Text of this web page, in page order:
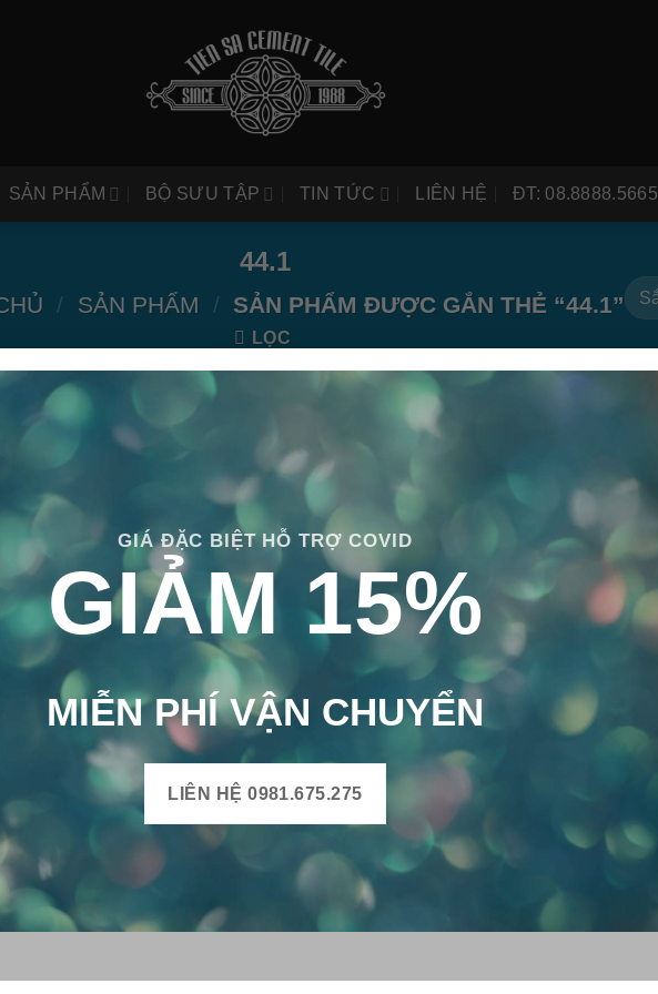
GIÁ ĐẶC BIỆT HỖ TRỢ COVID
GIẢM 15%
MIỄN PHÍ VẬN CHUYỂN
LIÊN HỆ 0981.675.275
SẢN PHẨM BỘ SƯU TẬP TIN TỨC LIÊN HỆ ĐT: 08.8888.5665
44.1
/ SẢN PHẨM / SẢN PHẨM ĐƯỢC GẮN THẺ “44.1”
LỌC
BÔNG VIỆT
Mộ Đức, Tỉnh Quảng
THÔNG TIN SẢN PHẨM
Mô tả sản phẩm gạch bông